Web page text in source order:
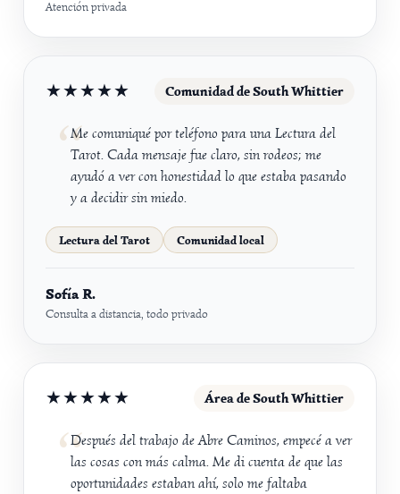
Atención privada
★★★★★ Comunidad de South Whittier
Me comuniqué por teléfono para una Lectura del
Tarot. Cada mensaje fue claro, sin rodeos; me
ayudó a ver con honestidad lo que estaba pasando
y a decidir sin miedo.
Lectura del Tarot Comunidad local
Sofía R.
Consulta a distancia, todo privado
★★★★★ Área de South Whittier
Después del trabajo de Abre Caminos, empecé a ver
las cosas con más calma. Me di cuenta de que las
oportunidades estaban ahí, solo me faltaba